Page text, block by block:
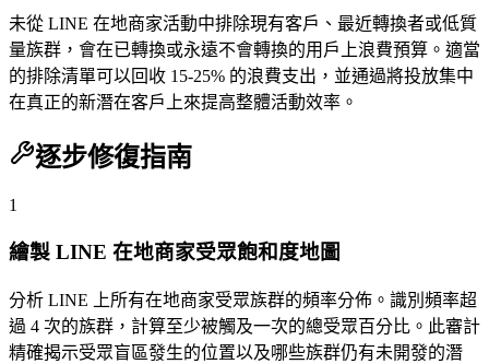
未從 LINE 在地商家活動中排除現有客戶、最近轉換者或低質
量族群，會在已轉換或永遠不會轉換的用戶上浪費預算。適當
的排除清單可以回收 15-25% 的浪費支出，並通過將投放集中
在真正的新潛在客戶上來提高整體活動效率。
逐步修復指南
1
繪製 LINE 在地商家受眾飽和度地圖
分析 LINE 上所有在地商家受眾族群的頻率分佈。識別頻率超
過 4 次的族群，計算至少被觸及一次的總受眾百分比。此審計
精確揭示受眾盲區發生的位置以及哪些族群仍有未開發的潛